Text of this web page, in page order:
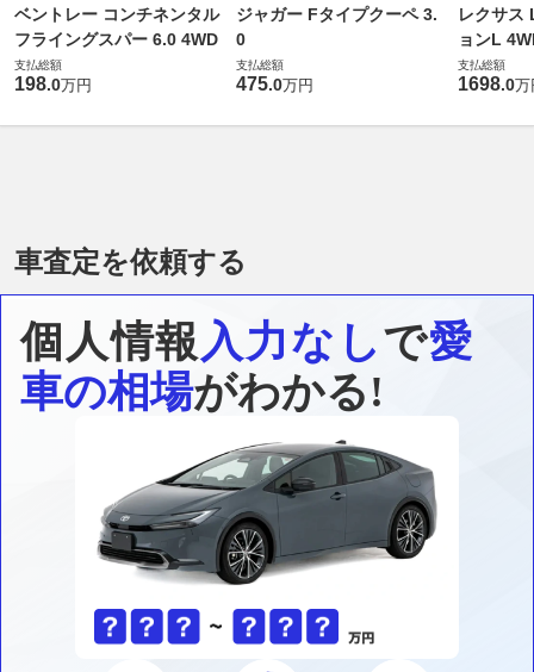
ベントレー コンチネンタル
フライングスパー 6.0 4WD
支払総額
198.0万円
ジャガー Fタイプクーペ 3.
0
支払総額
475.0万円
レクサス
ョンL
支払総額
1698.0万
車査定を依頼する
個人情報入力なしで愛
車の相場がわかる!